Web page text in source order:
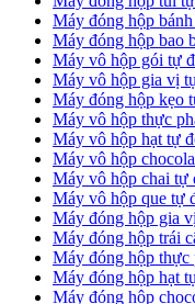
Máy đóng hộp
Máy đóng hộp bao
Máy vô hộp gói tự
Máy vô hộp gia vị
Máy đóng hộp kẹo
Máy vô hộp thực
Máy vô hộp hạt tự
Máy vô hộp
Máy vô hộp chai tự
Máy vô hộp que tự
Máy đóng hộp gia
Máy đóng hộp trái
Máy đóng hộp thực
Máy đóng hộp hạt
Máy đóng hộp